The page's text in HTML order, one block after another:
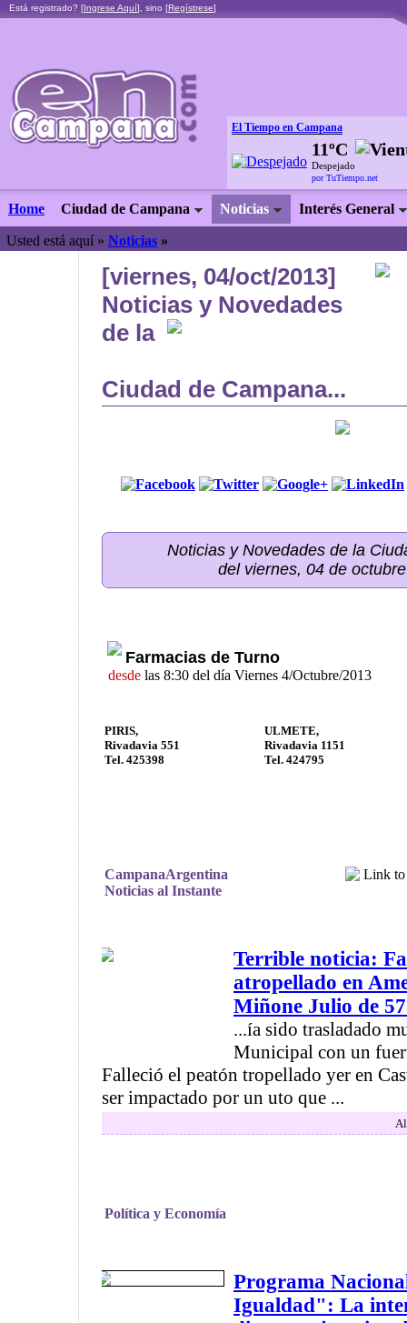
Está registrado? [Ingrese Aquí], sino [Regístrese]
El Tiempo en Campana
11ºC
Despejado
por TuTiempo.net
Home Ciudad de Campana Noticias Interés General
Usted está aquí » Noticias »
[viernes, 04/oct/2013]
Noticias y Novedades
de la
Ciudad de Campana...
Noticias y Novedades de la
del viernes, 04 de
Farmacias de Turno
desde las 8:30 del día Viernes 4/Octubre/2013
PIRIS,
Rivadavia 551
Tel. 425398
ULMETE,
Rivadavia 1151
Tel. 424795
CampanaArgentina
Noticias al Instante
Terrible noticia:
atropellado en
Miñone Julio de
...ía sido trasladado
Municipal con un
Falleció el peatón tropellado yer en
ser impactado por un uto que ...
Política y Economía
Programa
Igualdad": La